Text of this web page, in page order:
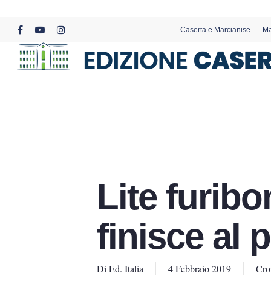
content
facebookyoutubeinstagram
Caserta e Marcianise
Lite
finisce al
Di Ed. Italia 4 Febbraio 2019